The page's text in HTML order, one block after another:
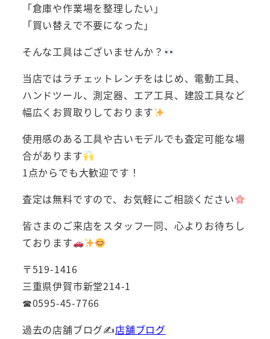
「倉庫や作業場を整理したい」
「買い替えで不要になった」
そんな工具はございませんか？
当店ではラチェットレンチをはじめ、電動工具、
ハンドツール、測定器、エア工具、建設工具など
幅広くお買取りしております
使用感のある工具や古いモデルでも査定可能な場
合があります
1点からでも大歓迎です！
査定は無料ですので、お気軽にご相談ください
皆さまのご来店をスタッフ一同、心よりお待ちし
ております
〒519-1416
三重県伊賀市新堂214-1
☎0595-45-7766
過去の店舗ブログ✍店舗ブログ